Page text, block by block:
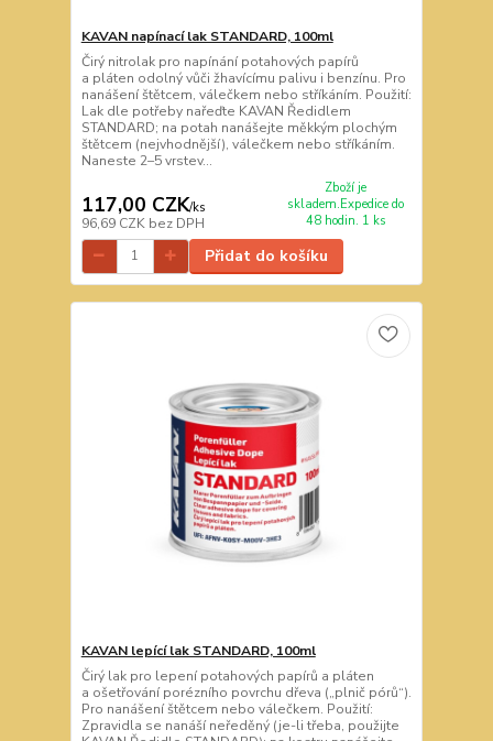
KAVAN napínací lak STANDARD, 100ml
Čirý nitrolak pro napínání potahových papírů
a pláten odolný vůči žhavícímu palivu i benzínu. Pro
nanášení štětcem, válečkem nebo stříkáním. Použití:
Lak dle potřeby nařeďte KAVAN Ředidlem
STANDARD; na potah nanášejte měkkým plochým
štětcem (nejvhodnější), válečkem nebo stříkáním.
Naneste 2–5 vrstev...
117,00 CZK/ks
96,69 CZK bez DPH
Zboží je
skladem.Expedice do
48 hodin. 1 ks
Přidat do košíku
KAVAN lepící lak STANDARD, 100ml
Čirý lak pro lepení potahových papírů a pláten
a ošetřování porézního povrchu dřeva („plnič pórů“).
Pro nanášení štětcem nebo válečkem. Použití:
Zpravidla se nanáší neředěný (je-li třeba, použijte